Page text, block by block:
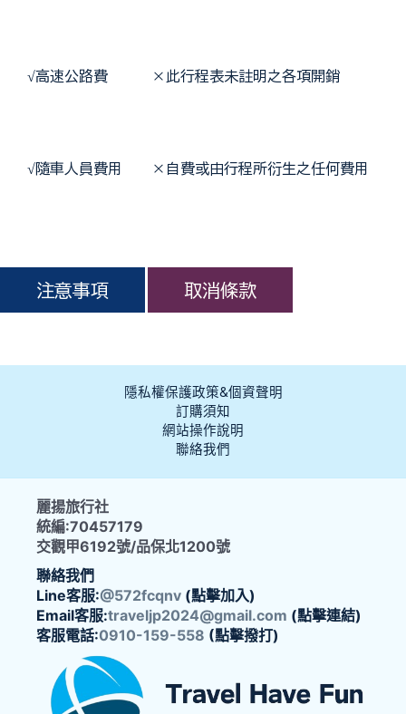
√高速公路費      ×此行程表未註明之各項開銷
√隨車人員費用    ×自費或由行程所衍生之任何費用
隱私權保護政策&個資聲明
訂購須知
網站操作說明
聯絡我們
麗揚旅行社
統編:70457179
交觀甲6192號/品保北1200號
聯絡我們
Line客服:@572fcqnv (點擊加入)
Email客服:traveljp2024@gmail.com (點擊連結)
客服電話:0910-159-558 (點擊撥打)